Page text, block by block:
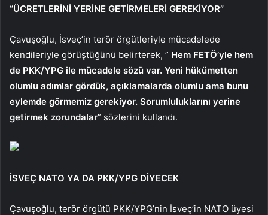
“ÜCRETLERİNİ YERİNE GETİRMELERİ GEREKİYOR”
Çavuşoğlu, İsveç’in terör örgütleriyle mücadelede
kendileriyle görüştüğünü belirterek, ” Hem FETÖ’yle hem
de PKK/YPG ile mücadele sözü var. Yeni hükümetten
olumlu adımlar gördük, açıklamalarda olumlu ama bunu
eylemde görmemiz gerekiyor. Sorumluluklarını yerine
getirmek zorundalar” sözlerini kullandı.
İSVEÇ NATO YA DA PKK/YPG DİYECEK
Çavuşoğlu, terör örgütü PKK/YPG’nin İsveç’in NATO üyesi